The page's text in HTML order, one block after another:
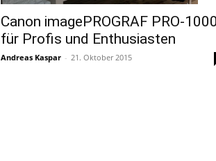
Canon imagePROGRAF PRO-
für Profis und Enthusiasten
Andreas Kaspar - 21. Oktober 2015